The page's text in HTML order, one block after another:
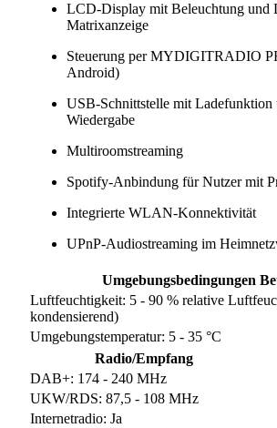
LCD-Display mit Beleuchtung und
Matrixanzeige
Steuerung per MYDIGITRADIO
Android)
USB-Schnittstelle mit Ladefunktion
Wiedergabe
Multiroomstreaming
Spotify-Anbindung für Nutzer mit
Integrierte WLAN-Konnektivität
UPnP-Audiostreaming im
Umgebungsbedingungen
Luftfeuchtigkeit: 5 - 90 % relative
kondensierend)
Umgebungstemperatur: 5 - 35 °C
Radio/Empfang
DAB+: 174 - 240 MHz
UKW/RDS: 87,5 - 108 MHz
Internetradio: Ja